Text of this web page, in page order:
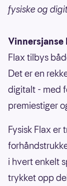
fysiske og
Vinnersjanse
Flax tilbys
Det er en
digitalt - med
premiestiger
Fysisk Flax er
i hvert enkelt
trykket opp